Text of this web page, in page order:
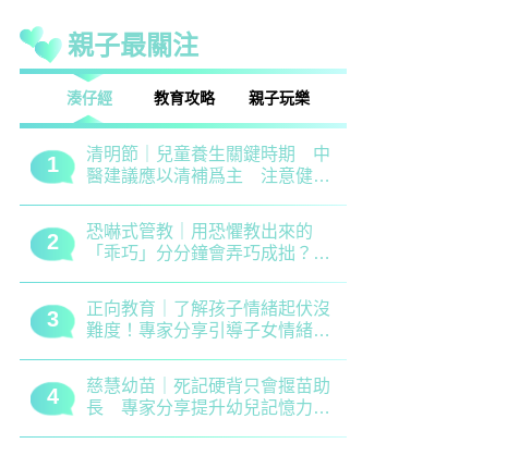
親子最關注
湊仔經 教育攻略 親子玩樂
1
清明節｜兒童養生關鍵時期 中
醫建議應以清補爲主 注意健脾
2
恐嚇式管教｜用恐懼教出來的
「乖巧」分分鐘會弄巧成拙？專
3
正向教育｜了解孩子情緒起伏沒
難度！專家分享引導子女情緒降
4
慈慧幼苗｜死記硬背只會揠苗助
長 專家分享提升幼兒記憶力5